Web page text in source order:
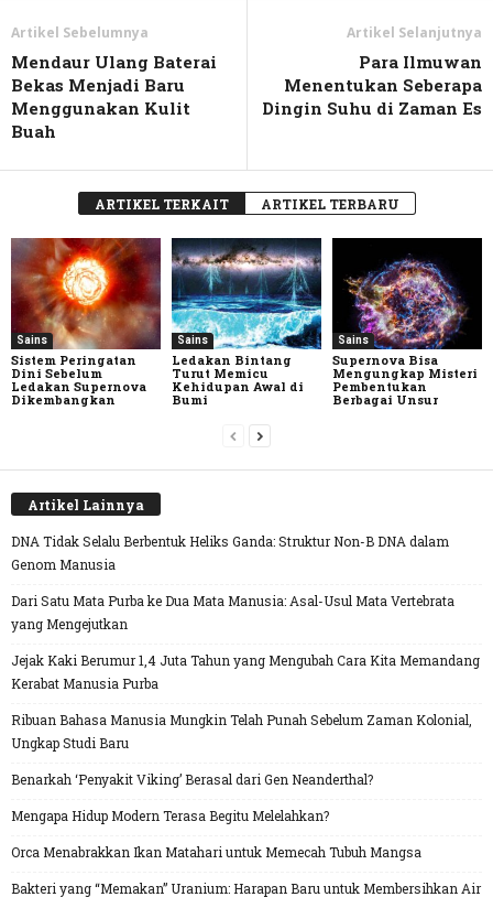
Artikel Sebelumnya
Mendaur Ulang Baterai
Bekas Menjadi Baru
Menggunakan Kulit
Buah
Artikel Selanjutnya
Para Ilmuwan
Menentukan Seberapa
Dingin Suhu di Zaman Es
ARTIKEL TERKAIT ARTIKEL TERBARU
Sains
Sistem Peringatan
Dini Sebelum
Ledakan Supernova
Dikembangkan
Sains
Ledakan Bintang
Turut Memicu
Kehidupan Awal di
Bumi
Sains
Supernova Bisa
Mengungkap Misteri
Pembentukan
Berbagai Unsur
Artikel Lainnya
DNA Tidak Selalu Berbentuk Heliks Ganda: Struktur Non-B DNA dalam
Genom Manusia
Dari Satu Mata Purba ke Dua Mata Manusia: Asal-Usul Mata Vertebrata
yang Mengejutkan
Jejak Kaki Berumur 1,4 Juta Tahun yang Mengubah Cara Kita Memandang
Kerabat Manusia Purba
Ribuan Bahasa Manusia Mungkin Telah Punah Sebelum Zaman Kolonial,
Ungkap Studi Baru
Benarkah ‘Penyakit Viking’ Berasal dari Gen Neanderthal?
Mengapa Hidup Modern Terasa Begitu Melelahkan?
Orca Menabrakkan Ikan Matahari untuk Memecah Tubuh Mangsa
Bakteri yang “Memakan” Uranium: Harapan Baru untuk Membersihkan Air